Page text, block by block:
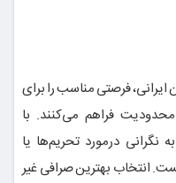
ایرانی، فرصتی مناسب را برای
فراهم می‌کنند. با
نگرانی درمورد تحریم‌ها یا
انتخاب بهترین صرافی غیر